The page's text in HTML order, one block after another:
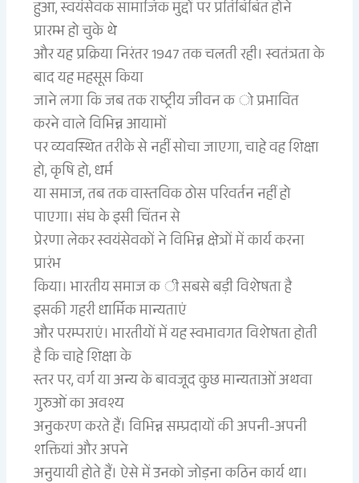
हुआ, स्वयंसेवक सामाजिक मुद्दों पर प्रतिबिंबित होने
प्रारम्भ हो चुके थे
और यह प्रक्रिया निरंतर 1947 तक चलती रही। स्वतंत्रता के
बाद यह महसूस किया
जाने लगा कि जब तक राष्ट्रीय जीवन क ो प्रभावित
करने वाले विभिन्न आयामों
पर व्यवस्थित तरीके से नहीं सोचा जाएगा, चाहे वह शिक्षा
हो, कृषि हो, धर्म
या समाज, तब तक वास्तविक ठोस परिवर्तन नहीं हो
पाएगा। संघ के इसी चिंतन से
प्रेरणा लेकर स्वयंसेवकों ने विभिन्न क्षेत्रों में कार्य करना
प्रारंभ
किया। भारतीय समाज क ी सबसे बड़ी विशेषता है
इसकी गहरी धार्मिक मान्यताएं
और परम्पराएं। भारतीयों में यह स्वभावगत विशेषता होती
है कि चाहे शिक्षा के
स्तर पर, वर्ग या अन्य के बावजूद कुछ मान्यताओं अथवा
गुरुओं का अवश्य
अनुकरण करते हैं। विभिन्न सम्प्रदायों की अपनी-अपनी
शक्तियां और अपने
अनुयायी होते हैं। ऐसे में उनको जोड़ना कठिन कार्य था।